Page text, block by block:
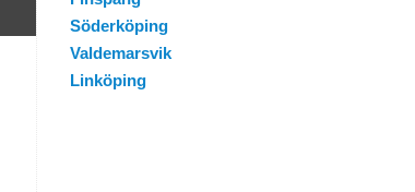
Söderköping
Valdemarsvik
Linköping